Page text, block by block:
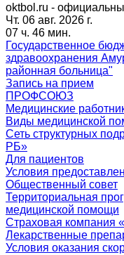
oktbol.ru -
Чт. 06 авг. 2026 г.
07 ч. 46 мин.
Государственное
здравоохранения
районная больница"
Запись на прием
ПРОФСОЮЗ
Медицинские
Виды медицинской
Сеть структурных
РБ»
Для пациентов
Условия
Общественный совет
Территориальная
медицинской помощи
Страховая
Лекарственные
Условия оказания